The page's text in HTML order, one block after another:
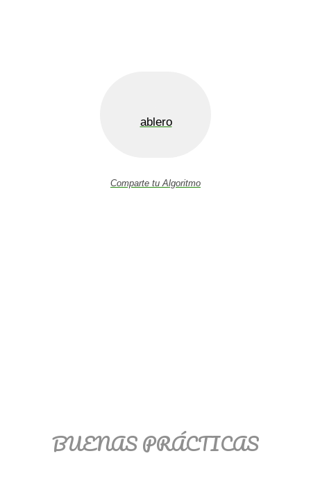
ablero
Comparte tu Algoritmo
BUENAS PRÁCTICAS